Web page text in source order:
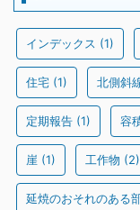
インデックス (1)
住宅 (1) 北側斜
定期報告 (1) 容
崖 (1) 工作物 (2)
延焼のおそれのある